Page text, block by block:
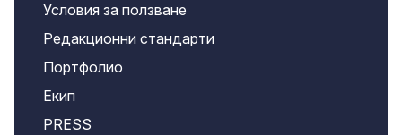
Условия за ползване
Редакционни стандарти
Портфолио
Екип
PRESS